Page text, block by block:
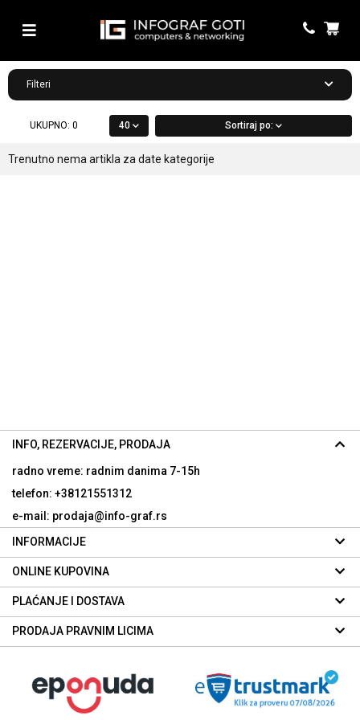
Filteri
UKUPNO: 0 40 Sortiraj po:
Trenutno nema artikla za date kategorije
INFO, REZERVACIJE, PRODAJA
radno vreme: radnim danima 7-15h
telefon: +38121551312
e-mail: prodaja@info-graf.rs
INFORMACIJE
ONLINE KUPOVINA
PLAĆANJE I DOSTAVA
PRODAJA PRAVNIM LICIMA